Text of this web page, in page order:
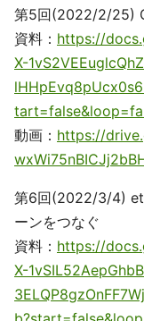
第5回(2022/2/25)
資料： https://
X-
動画： https://
第6回(2022/3/4)
ーンをつなぐ
資料： https://
X-